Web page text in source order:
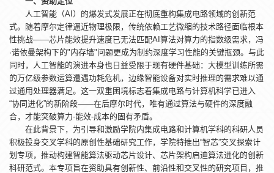
人工智能（AI）的爆发式发展正在彻底重构集成电路领域的创新范
式。随着摩尔定律逼近物理极限，传统依赖工艺微缩的技术路径面临根本
性挑战——芯片能效提升速度已无法匹配AI算法对算力的指数级需求，冯
·诺依曼架构下的"内存墙"问题更成为制约深度学习性能的关键瓶颈。与此
同时，人工智能的演进本身也日益受限于现有硬件基础：大模型训练所需
的万亿级参数运算遭遇功耗危机，边缘智能设备对实时推理的需求难以通
过通用处理器满足。这一双重困境标志着集成电路与计算机科学已进入
“协同进化”的新阶段——在后摩尔时代，唯有通过算法与硬件的深度融
合，才能突破算力-能效-成本的固有矛盾。
在此背景下，为引导和激励学院内集成电路和计算机学科的科研人员
积极投身交叉学科的原创性基础研究工作，学院特推出“智芯”交叉探索计
划专项，推动构建智能算法驱动芯片设计、芯片架构启迪算法进化的创新
科研范式。本专项旨在资助具有创新性、前沿性和交叉性的研究项目，推